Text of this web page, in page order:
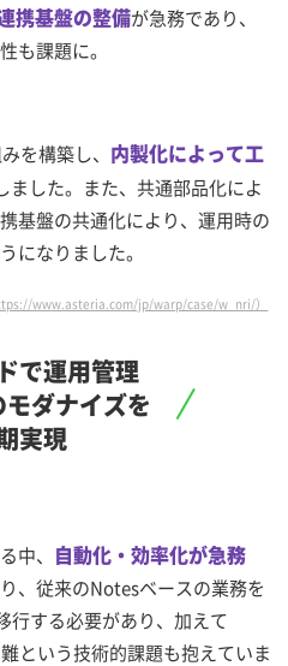
携基盤の整備が急務であり、
も課題に。
を構築し、 内製化によって工
ました。また、共通部品化によ
基盤の共通化により、運用時の
になりました。
www.asteria.com/jp/warp/case/w_nri/）
で運用管理
ダナイズを
実現
中、 自動化・効率化が急務
、従来のNotesベースの業務を
する必要があり、加えて
という技術的課題も抱えていま